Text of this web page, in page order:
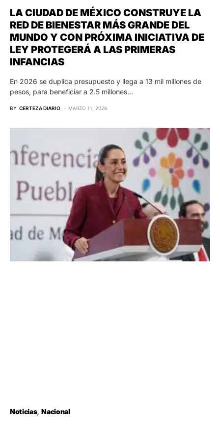
LA CIUDAD DE MÉXICO CONSTRUYE LA
RED DE BIENESTAR MÁS GRANDE DEL
MUNDO Y CON PRÓXIMA INICIATIVA DE
LEY PROTEGERÁ A LAS PRIMERAS
INFANCIAS
En 2026 se duplica presupuesto y llega a 13 mil millones de
pesos, para beneficiar a 2.5 millones…
BY CERTEZA DIARIO MARZO 11, 2026
Noticias Nacional